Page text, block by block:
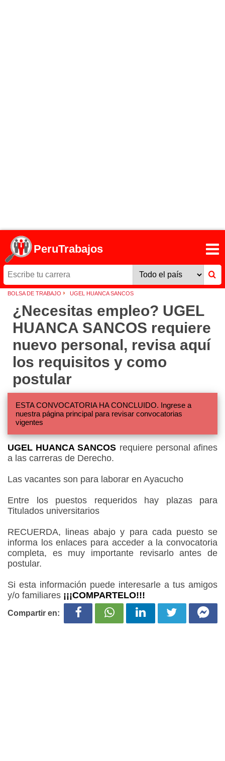
PeruTrabajos
BOLSA DE TRABAJO › UGEL HUANCA SANCOS
¿Necesitas empleo? UGEL
HUANCA SANCOS requiere
nuevo personal, revisa aquí
los requisitos y como
postular
ESTA CONVOCATORIA HA CONCLUIDO. Ingrese a
nuestra página principal para revisar convocatorias
vigentes
UGEL HUANCA SANCOS requiere personal afines
a las carreras de Derecho.
Las vacantes son para laborar en Ayacucho
Entre los puestos requeridos hay plazas para
Titulados universitarios
RECUERDA, lineas abajo y para cada puesto se
informa los enlaces para acceder a la convocatoria
completa, es muy importante revisarlo antes de
postular.
Si esta información puede interesarle a tus amigos
y/o familiares ¡¡¡COMPARTELO!!!
Compartir en: